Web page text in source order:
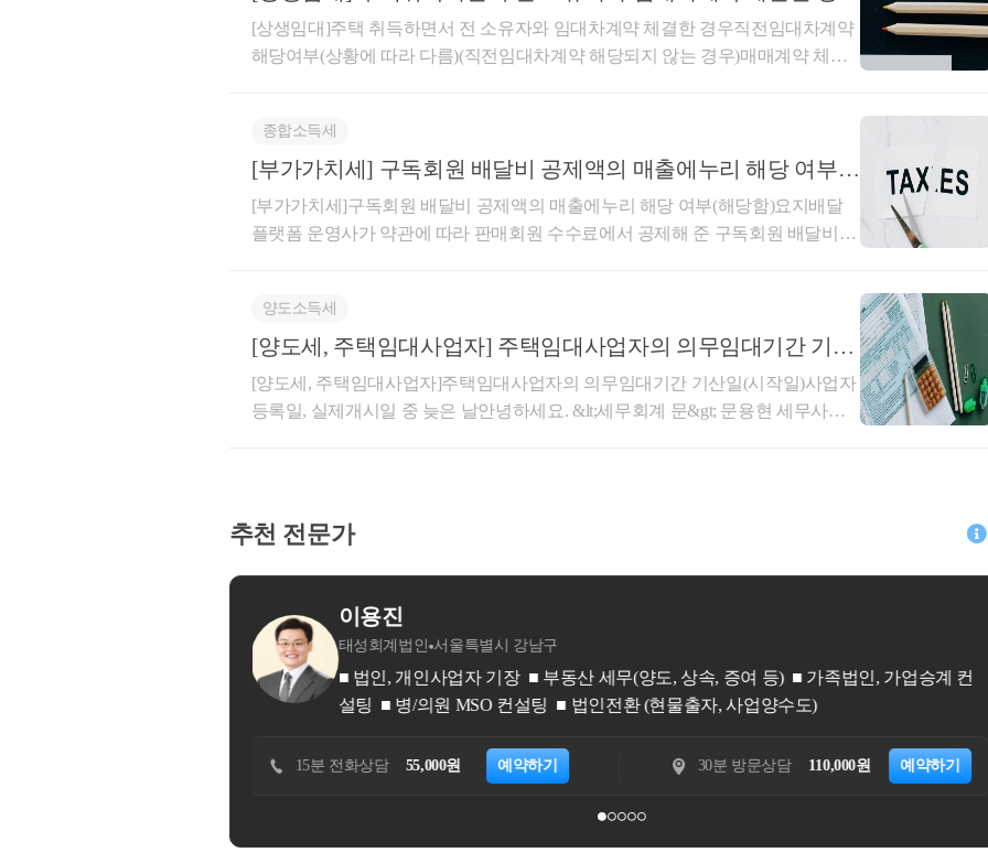
2. 분양권(입주권) 취득일로부터 3년이 지난 후 종전주택을 양도하는 경
우
b. 재개발·재건축 주택이 완성된 후 3년 이내 재개발·재건축주택으로 세대
전원이 이사하여 1년이상 계속 거주할 것
c. 재개발·재건축주택이 완성되기 전 또는 완성된 후 3년 이내에 종전주택
양도
d. 종전주택은 1세대 1주택 비과세 요건(2년 이상 보유 및 거주 등)을 충족
도움이 되셨길 바랍니다. 감사합니다.
직전임대차계약 해당여부(상황에 따라 다름)
[상생임대]주택 취득하면서 전 소유자와 임대차계약 체결한 경우직전임대차계약
해당여부(상황에 따라 다름)(직전임대차계약 해당되지 않는 경우)매매계약 체결
체결한 후 임대차계약을 체결한 경우로서 주택 취득일 이후 임대기간이 개시되더
라도 주택 취득(잔금 청산) 전에 임차인과 체결한 임대차계약은 직전임대차계약
에 해당하지 않는 것임답변내용귀 사전답변 신청의 사실관계와 같이,1세대가 주
택을 취득하는 매매계약 체결 이후주택 취득 전에 매수인이 임대인이 되고 전 소
유자(매도인)가 임차인이 되는 별도의 임대차계약을 체결하고 주택 취득과 동시
세법 시행령」 제155조의3제1항에 따른 직전임대차계약에 해당하는지 여부에 관
랍니다.○ 기획재정부 재산세제과-1440, 2022.11.17.주택 매매계약 체결한 후 임대
차계약을 체결한 경우로서 주택 취득일 이후 임대기간이 개시되는 경우 임대인이
주택 취득 전에 임차인과 작성한 임대차계약이 「소득세법 시행령」 제155조의3
차계약 체결 - 임대기간 : ’22.2.28. ~ ’24.2.27., 임대보증금 : 1,050백만원 * 특약사항
으로 매도인이 보증금 10.5억원에 2년간 전세 거주○ ’23.11.04. 2차 임대차계약 체
결 - 임대기간 : ’24.2.28. ~ ’26.2.27., 임대보증금 : 900백만원○ ’26.2.27. A주택 양도
예정2. 질의내용○매매계약 체결 이후 잔금 지급 전에 양수인이 임대인으로서 전
소유자(매도인)와 별도의 임대차계약을 체결하고 주택 취득과 동시에 임대차 기
간이 시작되어 실제 1년 6개월 이상을 임대한 경우, - 해당 계약이 상생임대주택
특례의 직전임대차계약에 해당하는지 여부(직전임대차계약 해당되는 경우)주택
을 취득하면서 해당 주택의 전 소유자와체결한 임대차 계약이 직전 임대차계약에
해당하는지 여부서면-2022-법규재산-4083 [법규과-3154]등록일자 : 2022.11.18.생
산일자 : 2022.11.02.요지주택을 취득하면서 해당 주택의 전 소유자와 체결한 임대
계와 같이, 1세대가 주택을 취득한 후 해당 주택의 전 소유자와 임대차계약을 체결
종합소득세
[부가가치세] 구독회원 배달비 공제액의 매출에누리 해당 여부
(해당함)
[부가가치세]구독회원 배달비 공제액의 매출에누리 해당 여부(해당함)요지배달
플랫폼 운영사가 약관에 따라 판매회원 수수료에서 공제해 준 구독회원 배달비
간의 주문･판매 거래를 중개･지원하고 판매회원으로부터 수수료를 지급받는 거
래로서, 판매회원과의 이용약관에 따라 판매회원에 청구할 수수료에서 구매회원
액은 용역 공급 조건에 따라 통상의 대가에서 직접 깎아주는 금액으로서 부가가
치세법 제29조 제5항 제1호의 ‘매출에누리’에 해당하여 질의법인의 부가가치세
서비스에 대한 대가로 판매회원으로부터 음식가격 대비 일정 요율의 서비스 이용
매회원으로부터 배달료를 수취하여 판매회원에게 전달] 및 Own Delivery(OD)의 2
가지 유형으로 구분됨○신청인은 구매회원이 월 0,000원(이하 ‘구독료’)을 지불하
면 당월 주문 중 건당 최소주문금액(00,000원)이상 주문에 대해 배달료(배달형태
불문)를 전액 할인받을 수 있는 멤버십제도를 운영함-신청인은 멤버십 이용자에
에게 부가가치세 과세대상 용역을 제공하는 것으로 보아,-구독료 수취 시점에부
가가치세법 제36조에 따른 영수증을 발급하고 그 구독료에 대한 부가가치세를 신
고･납부하고 있음○멤버십에 가입한 구매회원들에 대한 배달료 할인액은 신청법
양도소득세
[양도세, 주택임대사업자] 주택임대사업자의 의무임대기간 기산
일(사업자등록일, 실제개시일 중 늦은 날)
[양도세, 주택임대사업자]주택임대사업자의 의무임대기간 기산일(시작일)사업자
등록일, 실제개시일 중 늦은 날안녕하세요. &lt;세무회계 문&gt; 문용현 세무사입
터 계산하므로 기산일(시작일)을 파악하는 것이 아주 중요합니다. 단순히 사업자
등록일부터 기산하는 것이 아니기 때문에 잘못 판단하시면 주택임대사업자의 세
제혜택을 적용받지 못하실 수도 있습니다.민간임대주택법과 국세 세제혜택을 적
용받기 위한 의무임대기간 기산일은 아래와 같습니다.&lt;민감임대주택법 기산일
: ❶, ❷중 늦은 날&gt;❶ 지자체 임대사업자등록일❷ 실제 임대개시일&lt;국세 세
제혜택 기산일 : ❶,❷,❸ 중 늦은 날&gt;❶ 지자체 임대사업자등록일❷ 세무서 사
업자등록일❸ 실제 임대개시일국세(양도세 등)의 세제혜택을 받기 위한 국세 세
제혜택의 개시일이 절대적으로 중요할 것이므로 반드시 ❶,❷, ❸ 중 늦은 날로부
자 등록 이후 실제 임대개시가 늦었음에도 불구하고 지자체 주택임대사업자 8년
공제 50%를 적용해서 신고를 했다가 양도소득세가 추징당한 사례도 종종 있습니
다. 이럴 경우 미납세금 뿐만 아니라, 가산세까지 부담합니다.이처럼 세제혜택을
추천 전문가
동산 세무(양도, 상속, 증여 등) ■ 가족법인, 가업승계 컨
■ 법인전환 (현물출자, 사업양수도)
110,000원 예약하기
세무회계비상
절세전문가 세무사홍상표 입니다. - 전문영역 : 상속∙증여세 납세자의 든든한 파트너가
되어드리겠습니다.
15분 전화상담 예약하기 30분 방문상